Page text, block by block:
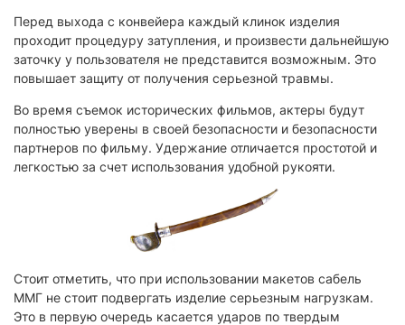
Перед выхода с конвейера каждый клинок изделия
проходит процедуру затупления, и произвести дальнейшую
заточку у пользователя не представится возможным. Это
повышает защиту от получения серьезной травмы.
Во время съемок исторических фильмов, актеры будут
полностью уверены в своей безопасности и безопасности
партнеров по фильму. Удержание отличается простотой и
легкостью за счет использования удобной рукояти.
Стоит отметить, что при использовании макетов сабель
ММГ не стоит подвергать изделие серьезным нагрузкам.
Это в первую очередь касается ударов по твердым